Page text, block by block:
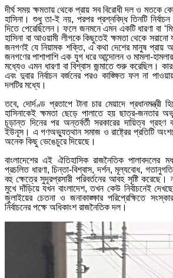
দীর্ঘ সময় ক্ষমতায় থেকে প্রায় সব বিরোধী দল ও মতকে
হাসিনা। শুধু তা-ই নয়, পরপর প্রশ্নবিদ্ধ তিনটি
দিতে পেরেছিলেন। ফলে জনমনে এমন একটি ধারণা বা
হাসিনা বা আওয়ামী লীগকে কিছুতেই ক্ষমতা থেকে সরানো
জনগণই যে নিয়ামক শক্তি, এ কথা দেশের মানুষ প্রায়
জনগণের পাশাপাশি এক যুগ ধরে আন্দোলন ও মামলা-
মধ্যেও এমন ধারণা বা বিশ্বাস জন্মাতে শুরু করেছিল।
এবং দুবার নির্বাচন বর্জনের পরও কাঙ্ক্ষিত ফল না
দলটির মধ্যে।
তবে, দোর্দণ্ড প্রতাপে টানা চার মেয়াদে প্রধানমন্ত্রী
হাসিনাকেই ক্ষমতা ছেড়ে পালাতে হয় ছাত্র-জনতার
চূড়ান্ত দিনের পর অন্তর্বর্তী সরকারের দায়িত্ব
ইউনূস। এ গণঅভ্যুত্থান সমাজ ও রাষ্ট্রের প্রতিটি
অনেক কিছু ভেঙেচুরে দিয়েছে।
বাংলাদেশের এই ঐতিহাসিক রাজনৈতিক পালাবদলের
প্রচলিত ধারণা, চিন্তা-বিশ্বাস, দর্শন, মূল্যবোধ,
বহু ক্ষেত্রে সুদূরপ্রসারী পরিবর্তনের আবহ সৃষ্টি
মুখে দাঁড়িয়ে যখন বাংলাদেশ, তখন কেউ নির্বাচনেই
জুলাইয়ের চেতনা ও জনাকাঙ্ক্ষার পরিপ্রেক্ষিতে
নির্বাচনের পক্ষে অধিকাংশ রাজনৈতিক দল।